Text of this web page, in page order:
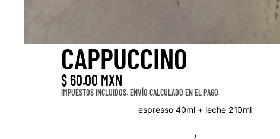
CAPPUCCINO
$ 60.00 MXN
IMPUESTOS INCLUIDOS. ENVÍO CALCULADO EN EL PAGO.
espresso 40ml + leche 210ml